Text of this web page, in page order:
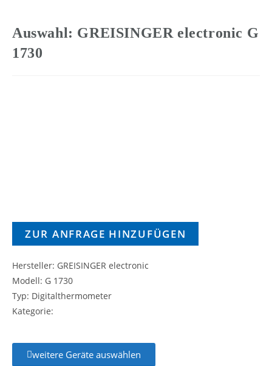
Auswahl: GREISINGER electronic G
1730
ZUR ANFRAGE HINZUFÜGEN
Hersteller: GREISINGER electronic
Modell: G 1730
Typ: Digitalthermometer
Kategorie:
weitere Geräte auswählen